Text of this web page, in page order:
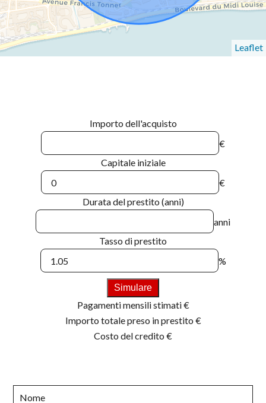
Leaflet
Importo dell'acquisto
€
Capitale iniziale
€
Durata del prestito (anni)
anni
Tasso di prestito
%
Simulare
Pagamenti mensili stimati€
Importo totale preso in prestito €
Costo del credito €